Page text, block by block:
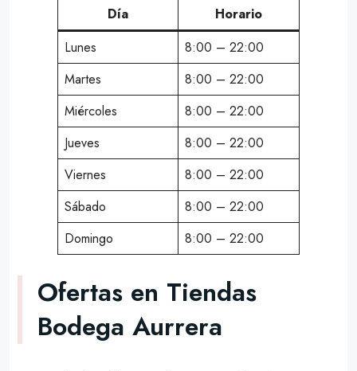
Día
Horario
Lunes
8:00 – 22:00
Martes
8:00 – 22:00
Miércoles
8:00 – 22:00
Jueves
8:00 – 22:00
Viernes
8:00 – 22:00
Sábado
8:00 – 22:00
Domingo
8:00 – 22:00
Ofertas en Tiendas
Bodega Aurrera